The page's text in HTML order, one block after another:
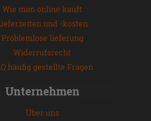
Wie man online kauft
und -kosten
Problemlose lieferung
Widerrufsrecht
häufig gestellte Fragen
Unternehmen
Über uns